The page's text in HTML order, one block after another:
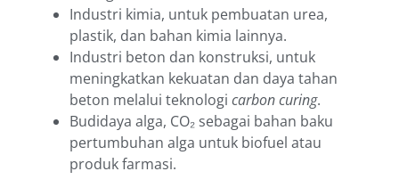
Industri kimia, untuk pembuatan urea,
plastik, dan bahan kimia lainnya.
Industri beton dan konstruksi, untuk
meningkatkan kekuatan dan daya tahan
beton melalui teknologi carbon curing.
Budidaya alga, CO₂ sebagai bahan baku
pertumbuhan alga untuk biofuel atau
produk farmasi.